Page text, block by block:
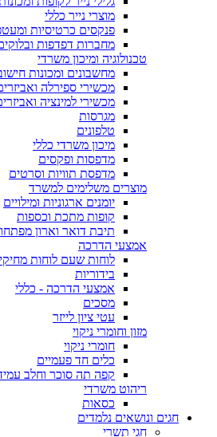
מוצרי נייר כללי
פנקסים כרטיסיות
מחברות דפדפות
טכנולוגיה ומיכון משרדי
מחשבונים ומכונות
מכשירי ספירלה
מכשירי למינציה
מגרסות
טלפונים
מיכון משרדי כללי
מדפסות ופקסים
מדפסת תוויות וסרטים
מוצרים משלימים למשרד
יומנים ארגוניות ומילויים
קופות מתכת וכספות
תיבת דואר וארון
אמצעי הדרכה
לוחות שעם לוחות
בידוריות
אמצעי הדרכה - כללי
מסכים
עטי ציון לייזר
מזון וחומרי ניקוי
חומרי ניקוי
כלים חד פעמיים
קפה תה סוכר וחלב
ריהוט משרדי
כסאות
חגים ונושאים נלמדים
חגי תשרי